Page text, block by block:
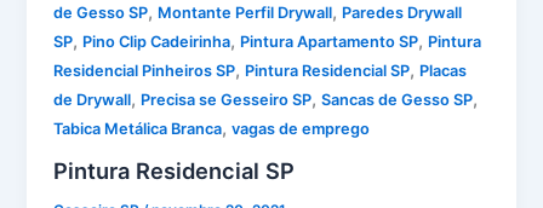
de Gesso SP, Montante Perfil Drywall, Paredes Drywall
SP, Pino Clip Cadeirinha, Pintura Apartamento SP, Pintura
Residencial Pinheiros SP, Pintura Residencial SP, Placas
de Drywall, Precisa se Gesseiro SP,Sancas de Gesso SP,
Tabica Metálica Branca,vagas de emprego
Pintura Residencial SP